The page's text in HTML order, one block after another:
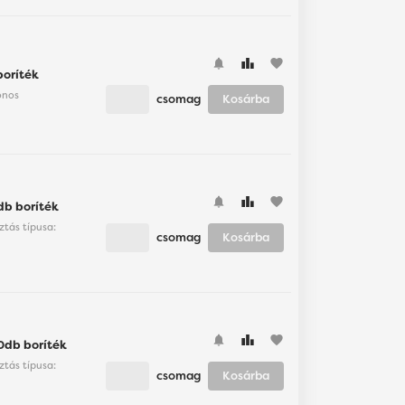
favorite
csomag Kosárba
boríték
típusa:
favorite
csomag Kosárba
boríték
típusa:
favorite
csomag Kosárba